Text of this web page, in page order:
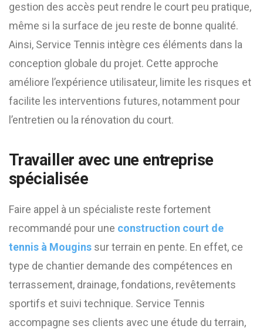
gestion des accès peut rendre le court peu pratique,
même si la surface de jeu reste de bonne qualité.
Ainsi, Service Tennis intègre ces éléments dans la
conception globale du projet. Cette approche
améliore l’expérience utilisateur, limite les risques et
facilite les interventions futures, notamment pour
l’entretien ou la rénovation du court.
Travailler avec une entreprise
spécialisée
Faire appel à un spécialiste reste fortement
recommandé pour une construction court de
tennis à Mougins sur terrain en pente. En effet, ce
type de chantier demande des compétences en
terrassement, drainage, fondations, revêtements
sportifs et suivi technique. Service Tennis
accompagne ses clients avec une étude du terrain,